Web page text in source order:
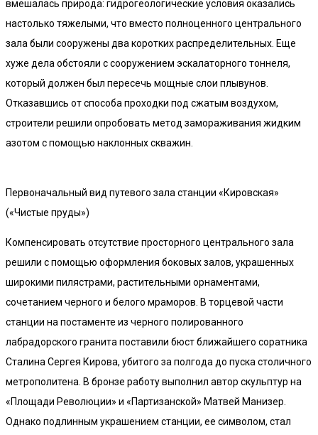
вмешалась природа: гидрогеологические условия оказались
настолько тяжелыми, что вместо полноценного центрального
зала были сооружены два коротких распределительных. Еще
хуже дела обстояли с сооружением эскалаторного тоннеля,
который должен был пересечь мощные слои плывунов.
Отказавшись от способа проходки под сжатым воздухом,
строители решили опробовать метод замораживания жидким
азотом с помощью наклонных скважин.
Первоначальный вид путевого зала станции «Кировская»
(«Чистые пруды»)
Компенсировать отсутствие просторного центрального зала
решили с помощью оформления боковых залов, украшенных
широкими пилястрами, растительными орнаментами,
сочетанием черного и белого мраморов. В торцевой части
станции на постаменте из черного полированного
лабрадорского гранита поставили бюст ближайшего соратника
Сталина Сергея Кирова, убитого за полгода до пуска столичного
метрополитена. В бронзе работу выполнил автор скульптур на
«Площади Революции» и «Партизанской» Матвей Манизер.
Однако подлинным украшением станции, ее символом, стал